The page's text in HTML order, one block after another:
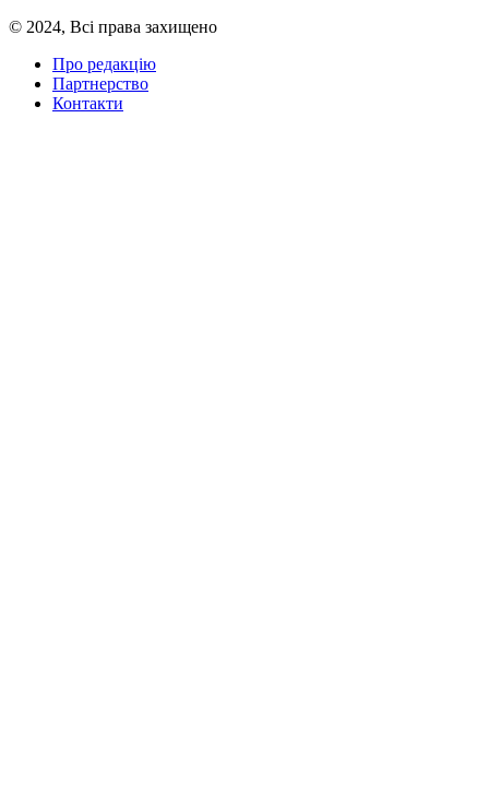
© 2024, Всі права захищено
Про редакцію
Партнерство
Контакти